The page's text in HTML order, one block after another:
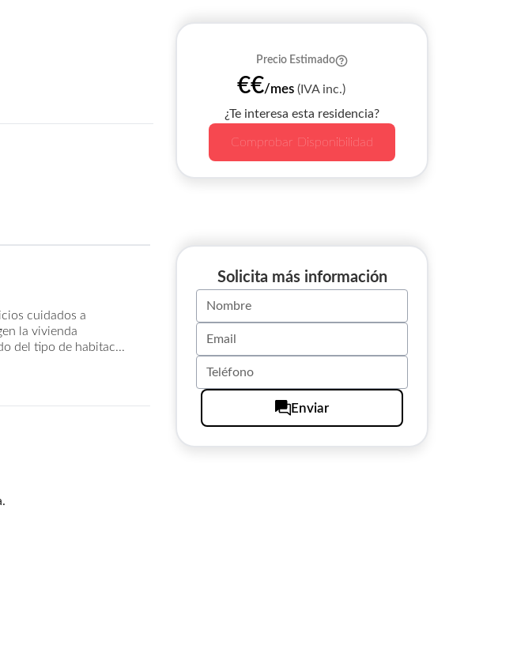
Precio Estimado
€€/mes (IVA inc.)
¿Te interesa esta residencia?
Comprobar Disponibilidad
Solicita más información
Enviar
cuidados a
la vivienda
del tipo de habitac...